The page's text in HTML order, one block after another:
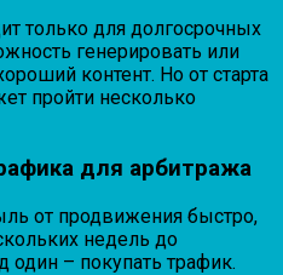
только для долгосрочных
генерировать или
контент. Но от старта
пройти несколько
для арбитража
от продвижения быстро,
недель до
один – покупать трафик.